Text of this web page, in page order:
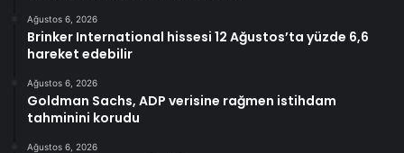
Ağustos 6, 2026
Brinker International hissesi 12 Ağustos’ta yüzde 6,6
hareket edebilir
Ağustos 6, 2026
Goldman Sachs, ADP verisine rağmen istihdam
tahminini korudu
Ağustos 6, 2026